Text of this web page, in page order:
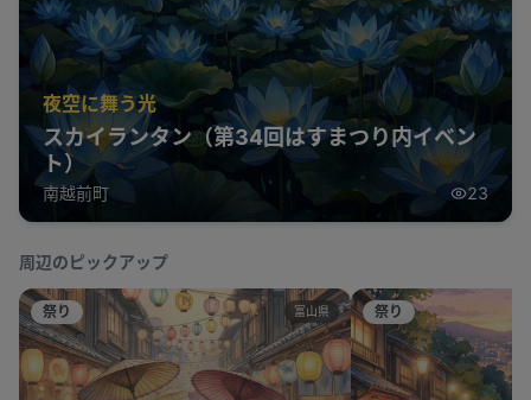
夜空に舞う光
スカイランタン（第34回はすまつり内イベン
ト）
南越前町 23
周辺のピックアップ
祭り 富山県 祭り